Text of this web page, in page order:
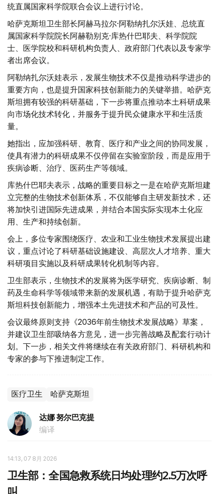
统直属国家科学院联合会议上进行讨论。
哈萨克斯坦卫生部长阿赫马拉尔·阿勒纳扎尔沃娃、总统直
属国家科学院院长阿赫勒别克·库热什巴耶夫、科学院院
士、医学院校和科研机构负责人、政府部门代表以及专家学
者出席会议。
阿勒纳扎尔沃娃表示，发展生物技术不仅是推动科学进步的
重要方向，也是提升国家科技创新能力的关键举措。哈萨克
斯坦拥有较强的科研基础，下一步将重点推动本土科研成果
向市场化技术转化，并服务于提升民众健康水平和生活质
量。
她指出，应加强科研、教育、医疗和产业之间的协同发展，
使具有潜力的科研成果不仅停留在实验室阶段，而是应用于
疾病诊断、治疗、医药生产等领域。
库热什巴耶夫表示，战略的重要目标之一是在哈萨克斯坦建
立完整的生物技术创新体系，不仅能够自主研发新技术，还
将加快引进国际先进成果，并结合本国实际实现本土化应
用、生产和持续创新。
会上，多位专家围绕医疗、农业和工业生物技术发展提出建
议，重点讨论了科研基础设施建设、高层次人才培养、重大
科研项目实施以及科研成果转化机制等内容。
卫生部表示，生物技术的发展将为医学研究、疾病诊断、制
药及生命科学等领域带来新的发展机遇，有助于提升哈萨克
斯坦科技创新能力，增强本土先进技术和产品的可及性。
会议最终原则支持《2036年前生物技术发展战略》草案，
并建议卫生部吸纳各方意见，进一步完善战略及配套行动计
划。下一步，相关文件将继续在有关政府部门、科研机构和
专家的参与下推进制定工作。
医疗卫生 哈萨克斯坦
达娜 努尔巴克提
编译
14:13, 07 8月 2026
卫生部：全国急救系统日均处理约2.5万次呼